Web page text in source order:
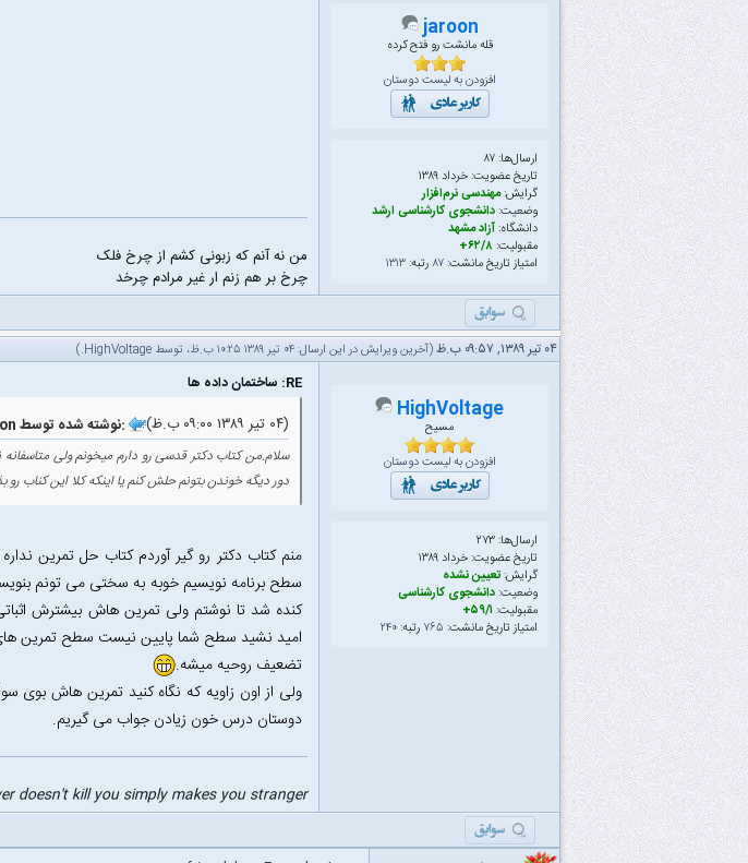
jaroon
قله مانشت رو فتح کرده
افزودن به لیست دوستان
ارسال‌ها: ۸۷
تاریخ عضویت: خرداد ۱۳۸۹
گرایش:مهندسی نرم‌افزار
وضعیت:دانشجوی کارشناسی ارشد
دانشگاه:آزاد مشهد
مقبولیت: ۶۲/۸+
امتیاز تاریخ مانشت:۸۷ رتبه:۱۳۱۳
من نه آنم که زبونی کشم از چرخ فلک
چرخ بر هم زنم ار غیر مرادم چرخد
۰۴ تیر ۱۳۸۹, ۰۹:۵۷ ب.ظ (آخرین ویرایش در این ارسال: ۰۴ تیر ۱۳۸۹ ۱۰:۲۵ ب.ظ، توسط HighVoltage
.)
HighVoltage
مسیح
افزودن به لیست دوستان
ارسال‌ها: ۲۷۳
تاریخ عضویت: خرداد ۱۳۸۹
گرایش:تعیین نشده
وضعیت:دانشجوی کارشناسی
مقبولیت: ۵۹/۱+
امتیاز تاریخ مانشت: ۷۶۵ رتبه:۲۴۰
RE: ساختمان داده ها
(۰۴ تیر ۱۳۸۹ ۰۹:۰۰ ب.ظ) jaroon نوشته شده توسط:
سلام.من کتاب دکتر قدسی رو دارم میخونم ولی
دور دیگه خوندن بتونم حلش کنم یا اینکه کلا این کناب رو
منم کتاب دکتر رو گیر آوردم کتاب حل تمرین
سطح برنامه نویسیم خوبه به سختی می تونم
کنده شد تا نوشتم ولی تمرین هاش بیشترش
امید نشید سطح شما پایین نیست سطح تمرین
تضعیف روحیه میشه.
ولی از اون زاویه که نگاه کنید تمرین هاش بوی
دوستان درس خون زیادن جواب می گیریم.
doesn't kill you simply makes you stranger